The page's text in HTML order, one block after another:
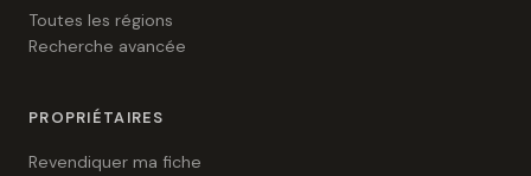
Toutes les régions
Recherche avancée
PROPRIÉTAIRES
Revendiquer ma fiche